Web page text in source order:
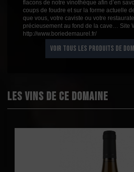
flacons de notre vinothèque afin d’en
coups de foudre et sur la forme actuelle
que vous, votre caviste ou votre
précieusement au fond de la cave… Site
http://www.boriedemaurel.fr/
VOIR TOUS LES PRODUITS DE
Les vins de ce domaine